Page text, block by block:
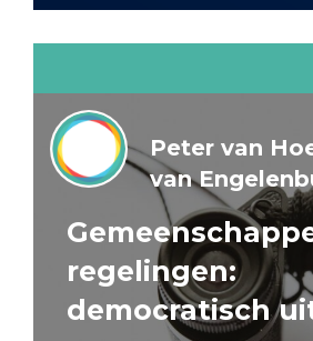
Peter van
van
regelingen:
democratisch